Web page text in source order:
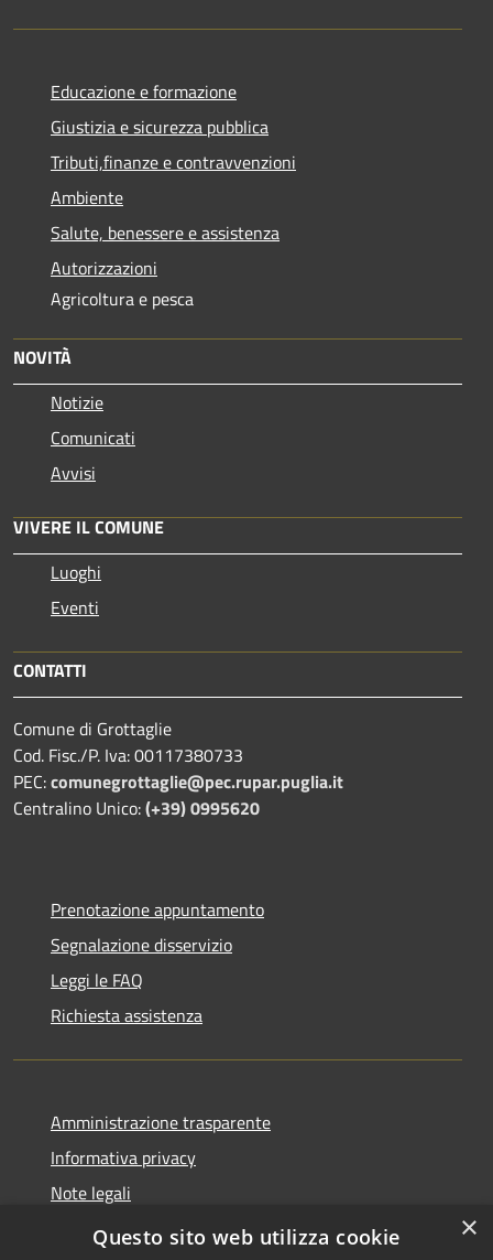
Educazione e formazione
Giustizia e sicurezza pubblica
Tributi,finanze e contravvenzioni
Ambiente
Salute, benessere e assistenza
Autorizzazioni
Agricoltura e pesca
NOVITÀ
Notizie
Comunicati
Avvisi
VIVERE IL COMUNE
Luoghi
Eventi
CONTATTI
Comune di Grottaglie
Cod. Fisc./P. Iva: 00117380733
PEC:comunegrottaglie@pec.rupar.puglia.it
Centralino Unico:(+39) 0995620
Prenotazione appuntamento
Segnalazione disservizio
Leggi le FAQ
Richiesta assistenza
Amministrazione trasparente
Informativa privacy
Note legali
Dichiarazione di accessibilità
×
Questo sito web utilizza cookie